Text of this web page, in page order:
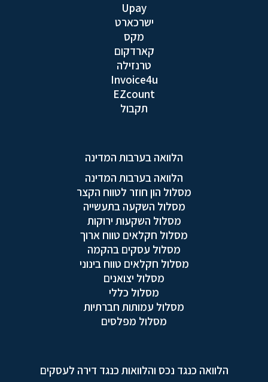
Upay
ישרכארט
מקס
קארדקום
טרנזילה
Invoice4u
EZcount
תקבול
הלוואה בערבות המדינה
הלוואה בערבות המדינה
מסלול הון חוזר לטווח הקצר
מסלול השקעה בתעשייה
מסלול השקעות ירוקות
מסלול חקלאים טווח ארוך
מסלול עסקים בהקמה
מסלול חקלאים טווח בינוני
מסלול יצואנים
מסלול כללי
מסלול עמותות חברתיות
מסלול מפלסים
הלוואה כנגד נכס והלוואות כנגד דירה לעסקים